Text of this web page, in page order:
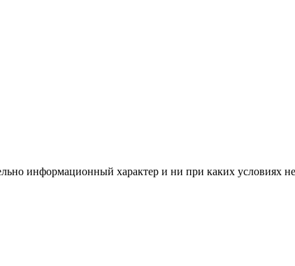
информационный характер и ни при каких условиях